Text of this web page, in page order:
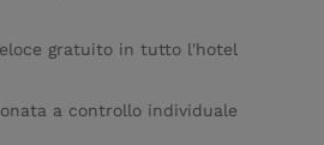
gratuito in tutto l'hotel
a controllo individuale